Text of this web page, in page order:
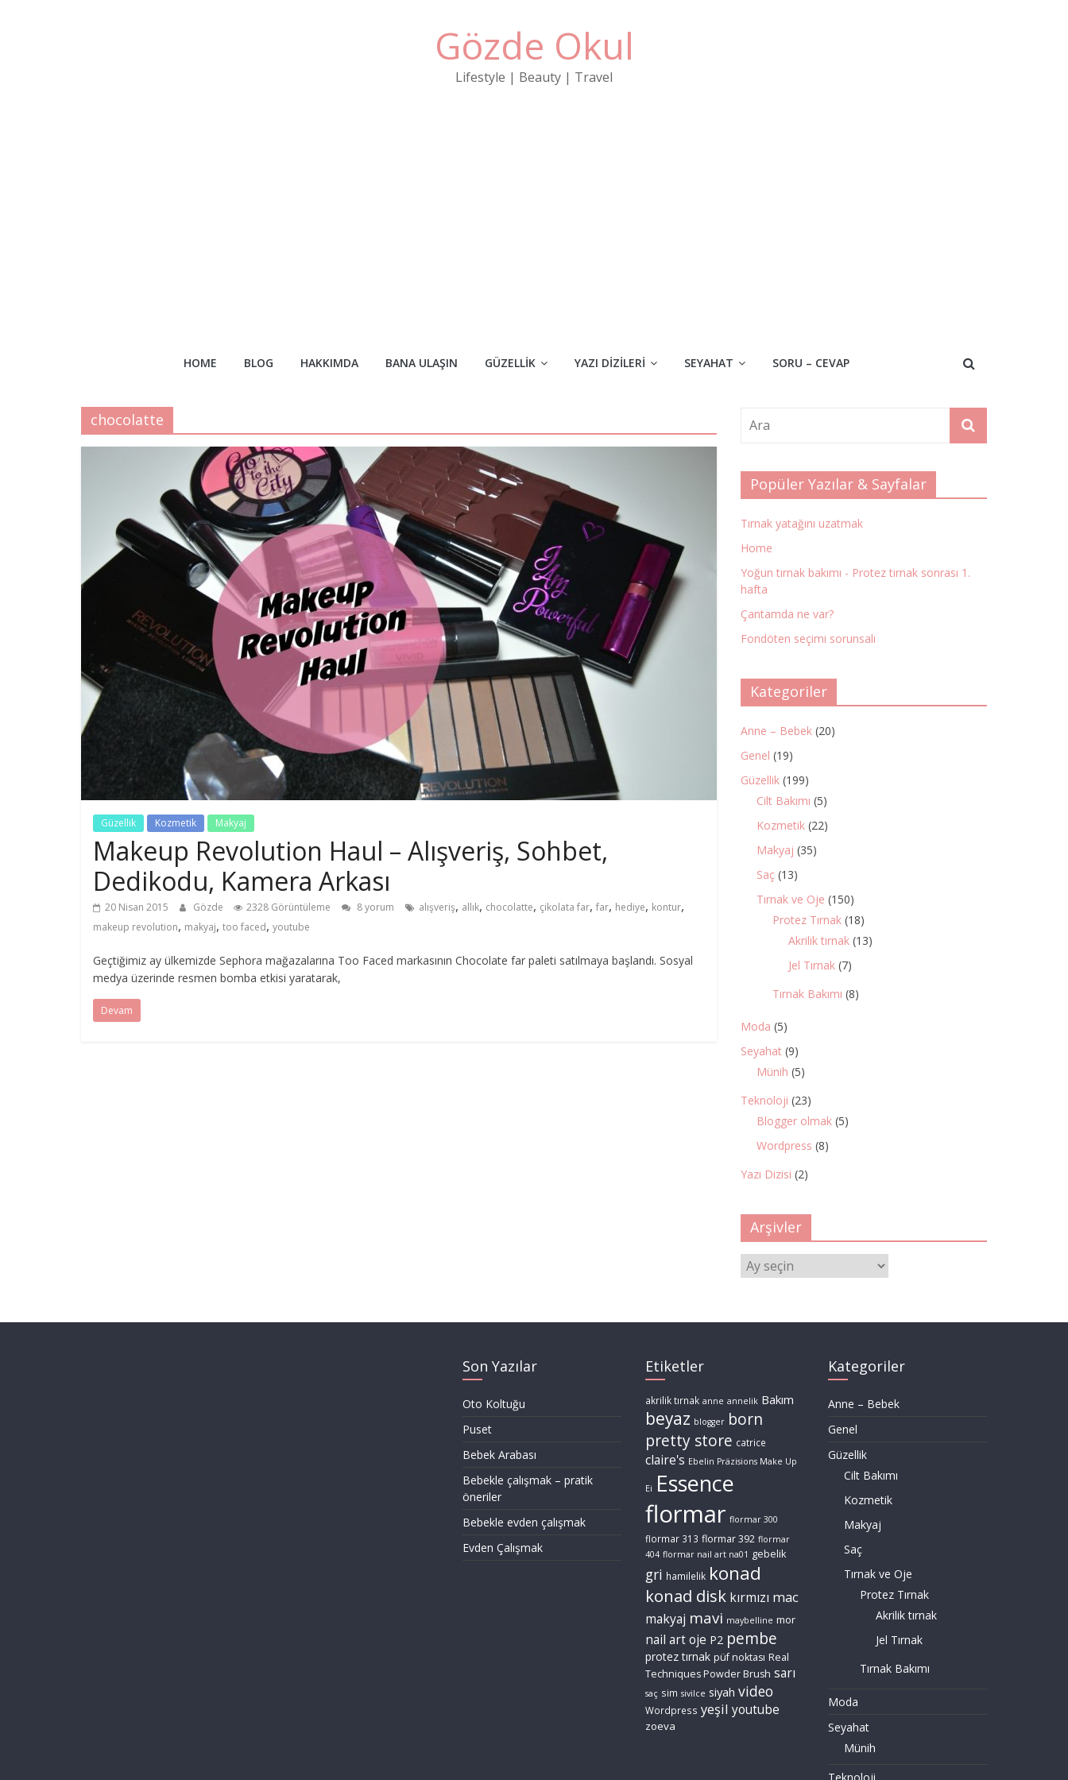
Gözde Okul
Lifestyle | Beauty | Travel
HOME BLOG HAKKIMDA BANA ULAŞIN GÜZELLIK YAZI DIZILERI SEYAHAT SORU – CEVAP
chocolatte
Güzellik Kozmetik Makyaj
Makeup Revolution Haul – Alışveriş, Sohbet,
Dedikodu, Kamera Arkası
20 Nisan 2015 Gözde 2328 Görüntüleme 8 yorum alışveriş, allık, chocolatte, çikolata far, far, hediye, kontur,
makeup revolution, makyaj, too faced, youtube
Geçtiğimiz ay ülkemizde Sephora mağazalarına Too Faced markasının Chocolate far paleti satılmaya başlandı. Sosyal
medya üzerinde resmen bomba etkisi yaratarak,
Devam
Popüler Yazılar & Sayfalar
Tırnak yatağını uzatmak
Home
Yoğun tırnak bakımı - Protez tırnak sonrası 1.
hafta
Çantamda ne var?
Fondöten seçimi sorunsalı
Kategoriler
Anne – Bebek (20)
Genel (19)
Güzellik (199)
Cilt Bakımı (5)
Kozmetik (22)
Makyaj (35)
Saç (13)
Tırnak ve Oje (150)
Protez Tırnak (18)
Akrilik tırnak (13)
Jel Tırnak (7)
Tırnak Bakımı (8)
Moda (5)
Seyahat (9)
Münih (5)
Teknoloji (23)
Blogger olmak (5)
Wordpress (8)
Yazı Dizisi (2)
Arşivler
Arşivler
Son Yazılar
Oto Koltuğu
Puset
Bebek Arabası
Bebekle çalışmak – pratik
öneriler
Bebekle evden çalışmak
Evden Çalışmak
Etiketler
akrilik tırnak anne annelik Bakım
beyaz blogger born
pretty store catrice
claire's Ebelin Präzisions Make Up
Ei Essence
flormar flormar 300
flormar 313 flormar 392 flormar
404 flormar nail art na01 gebelik
gri hamilelik konad
konad disk kırmızı mac
makyaj mavi maybelline mor
nail artoje P2 pembe
protez tırnak püf noktası Real
Techniques Powder Brush sarı
saç sim sivilce siyah video
Wordpress yeşil youtube
zoeva
Kategoriler
Anne – Bebek
Genel
Güzellik
Cilt Bakımı
Kozmetik
Makyaj
Saç
Tırnak ve Oje
Protez Tırnak
Akrilik tırnak
Jel Tırnak
Tırnak Bakımı
Moda
Seyahat
Münih